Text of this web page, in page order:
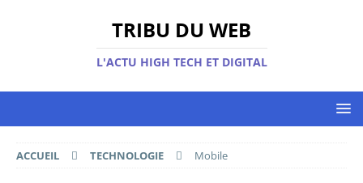
TRIBU DU WEB
L'ACTU HIGH TECH ET DIGITAL
ACCUEIL TECHNOLOGIE Mobile